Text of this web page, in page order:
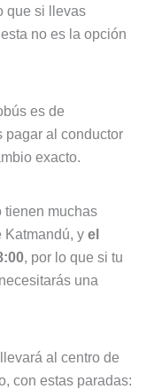
que si llevas
no es la opción
es de
pagar al conductor
exacto.
tienen muchas
Katmandú, y el
, por lo que si tu
una
al centro de
con estas paradas: